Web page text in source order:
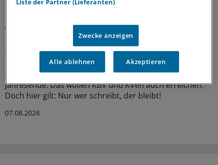
KV Rheinland-Pfalz rät prophylaktisch weiterhin
ePA-Befüllung abzurechnen
Honorar für ePA-Befüllung ist seit August Geschichte.
Nicht so bei den Zahnärzten, die dürfen noch bis
Jahresende. Das wollen KBV und KVen auch erreichen.
Doch hier gilt: Nur wer schreibt, der bleibt!
07.08.2026
Liste der Partner (Lieferanten)
Zwecke anzeigen
Alle ablehnen Akzeptieren